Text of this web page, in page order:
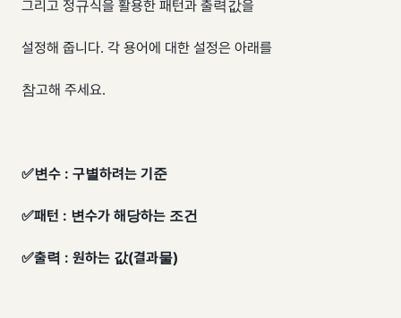
그리고 정규식을 활용한 패턴과 출력값을
설정해 줍니다. 각 용어에 대한 설정은 아래를
참고해 주세요.
✅변수 : 구별하려는 기준
✅패턴 : 변수가 해당하는 조건
✅출력 : 원하는 값(결과물)